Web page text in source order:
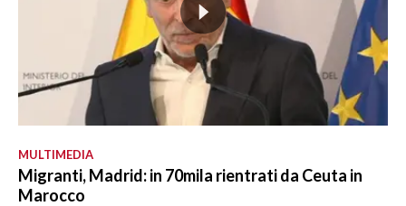
MULTIMEDIA
Migranti, Madrid: in 70mila rientrati da Ceuta in
Marocco